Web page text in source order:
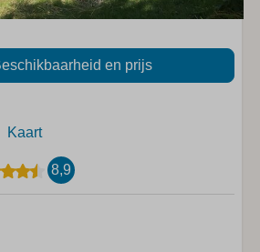
en prijs
Kaart
8,9